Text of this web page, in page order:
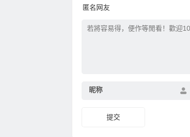
匿名网友
昵称